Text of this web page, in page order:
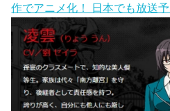
作でアニメ化！ 日本でも放送